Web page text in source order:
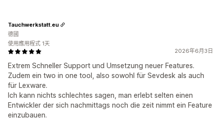
2026年6月3日
Extrem Schneller Support und Umsetzung neuer Features.
Zudem ein two in one tool, also sowohl für Sevdesk als auch
für Lexware.
Ich kann nichts schlechtes sagen, man erlebt selten einen
Entwickler der sich nachmittags noch die zeit nimmt ein Feature
einzubauen.
Tauchwerkstatt.eu
德國
使用應用程式 1天